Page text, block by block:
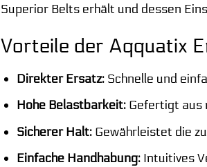
Superior Belts erhält und dessen
Vorteile der Aqquatix
Direkter Ersatz:Schnelle und
Hohe Belastbarkeit:Gefertigt aus
Sicherer Halt:Gewährleistet die
Einfache Handhabung:Intuitives